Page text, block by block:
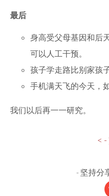
最后
身高受父母基因和后
可以人工干预。
孩子学走路比别家孩
手机满天飞的今天，
我们以后再一一研究。
<
- 坚持分